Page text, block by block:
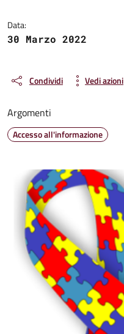
Data:
30 Marzo 2022
Condividi Vedi azioni
Argomenti
Accesso all'informazione